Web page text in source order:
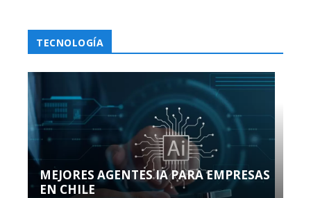
TECNOLOGÍA
MEJORES AGENTES IA PARA EMPRESAS
EN CHILE